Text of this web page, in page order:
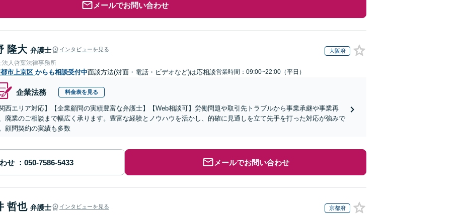
メールでお問い合わせ
隆大 弁護士 インタビューを見る 大阪府
法人啓葉法律事務所
市上京区 からも相談受付中面談方法(対面・電話・ビデオなど)は応相談営業時間：09:00~22:00（平日）
企業法務 料金表を見る
関西エリア対応】【企業顧問の実績豊富な弁護士】【Web相談可】労働問題や取引先トラブルから事業承継や事業再
廃業のご相談まで幅広く承ります。豊富な経験とノウハウを活かし、的確に見通しを立て先手を打った対応が強みで
顧問契約の実績も多数
せ メールでお問い合わせ
哲也 弁護士 インタビューを見る 京都府